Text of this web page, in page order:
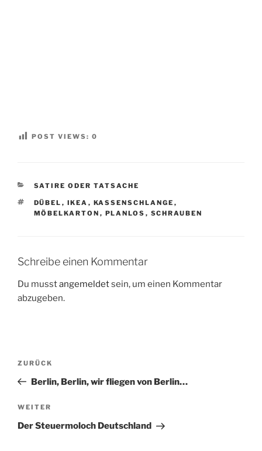
POST VIEWS: 0
KATEGORIEN
SATIRE ODER TATSACHE
SCHLAGWÖRTER
DÜBEL , IKEA , KASSENSCHLANGE ,
MÖBELKARTON , PLANLOS , SCHRAUBEN
Schreibe einen Kommentar
Du musstangemeldetsein, um einen Kommentar
abzugeben.
Beitragsnavigation
Vorheriger
Beitrag
ZURÜCK
Berlin, Berlin, wir fliegen von Berlin…
Nächster
Beitrag
WEITER
Der Steuermoloch Deutschland